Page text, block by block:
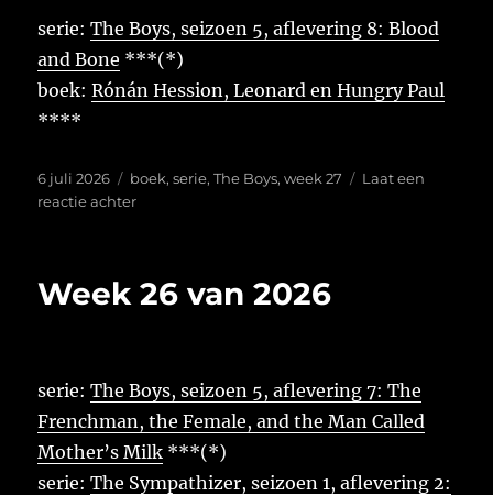
serie:The Boys, seizoen 5, aflevering 8: Blood
and Bone ***(*)
boek:Rónán Hession, Leonard en Hungry Paul
****
Geplaatst
op
6 juli 2026 Tags
boek,serie,The Boys,week 27
Laat een
reactie achterop
2026
Week 26 van 2026
serie:The Boys, seizoen 5, aflevering 7: The
Frenchman, the Female, and the Man Called
Mother’s Milk ***(*)
serie:The Sympathizer, seizoen 1, aflevering 2: